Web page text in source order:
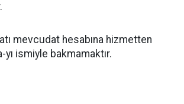
mevcudat hesabına hizmetten
yı ismiyle bakmamaktır.